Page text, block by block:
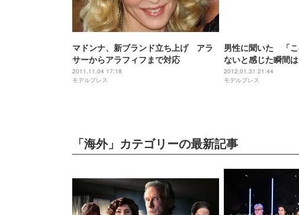
マドンナ、新ブランド立ち上げ アラ
サーからアラフィフまで対応
2011.11.04 17:18
モデルプレス
男性に聞いた 「こ
ないと感じた瞬間は
2012.01.31 21:44
モデルプレス
「海外」カテゴリーの最新記事